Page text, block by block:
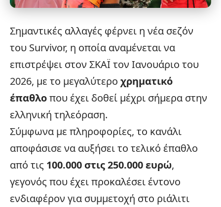
Σημαντικές αλλαγές φέρνει η νέα σεζόν
του Survivor, η οποία αναμένεται να
επιστρέψει στον ΣΚΑΪ τον Ιανουάριο του
2026, με το μεγαλύτερο χρηματικό
έπαθλοπου έχει δοθεί μέχρι σήμερα στην
ελληνική τηλεόραση.
Σύμφωνα με πληροφορίες, το κανάλι
αποφάσισε να αυξήσει το τελικό έπαθλο
από τις 100.000 στις 250.000 ευρώ,
γεγονός που έχει προκαλέσει έντονο
ενδιαφέρον για συμμετοχή στο ριάλιτι